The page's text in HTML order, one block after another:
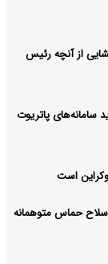
از آنچه رئیس
سامانه‌های پاتریوت
است
حماس متوهمانه